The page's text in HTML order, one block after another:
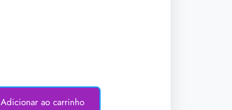
Adicionar ao carrinho